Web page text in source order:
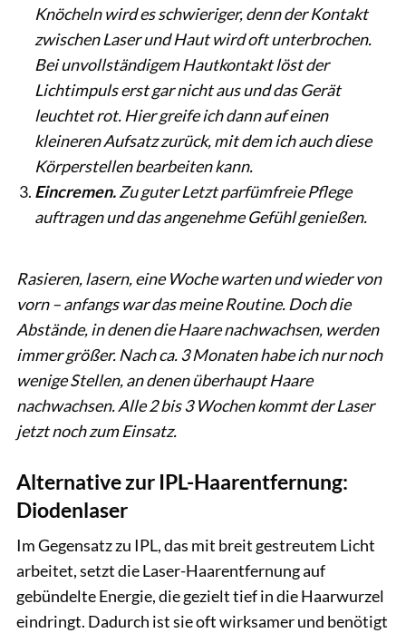
Knöcheln wird es schwieriger, denn der Kontakt
zwischen Laser und Haut wird oft unterbrochen.
Bei unvollständigem Hautkontakt löst der
Lichtimpuls erst gar nicht aus und das Gerät
leuchtet rot. Hier greife ich dann auf einen
kleineren Aufsatz zurück, mit dem ich auch diese
Körperstellen bearbeiten kann.
Eincremen.Zu guter Letzt parfümfreie Pflege
auftragen und das angenehme Gefühl genießen.
Rasieren, lasern, eine Woche warten und wieder von
vorn – anfangs war das meine Routine. Doch die
Abstände, in denen die Haare nachwachsen, werden
immer größer. Nach ca. 3 Monaten habe ich nur noch
wenige Stellen, an denen überhaupt Haare
nachwachsen. Alle 2 bis 3 Wochen kommt der Laser
jetzt noch zum Einsatz.
Alternative zur IPL-Haarentfernung:
Diodenlaser
Im Gegensatz zu IPL, das mit breit gestreutem Licht
arbeitet, setzt die Laser-Haarentfernung auf
gebündelte Energie, die gezielt tief in die Haarwurzel
eindringt. Dadurch ist sie oft wirksamer und benötigt